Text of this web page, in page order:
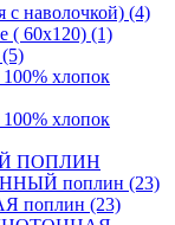
с наволочкой) (4)
( 60х120) (1)
100% хлопок
100% хлопок
ПОПЛИН
поплин (23)
поплин (23)